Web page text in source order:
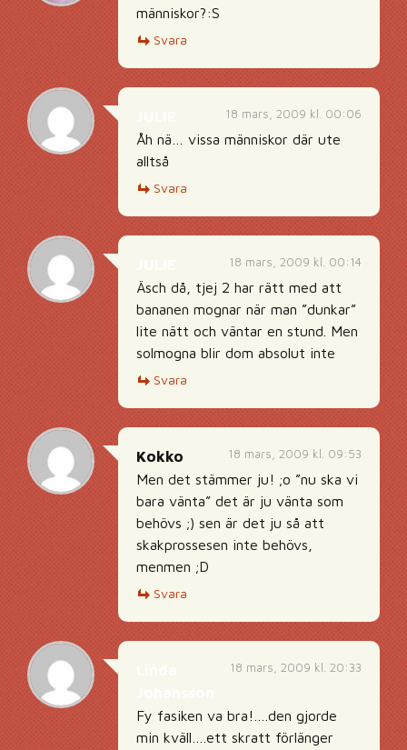
människor?:S
Svara
18 mars, 2009 kl. 00:06
Åh nä… vissa människor där ute
alltså
Svara
18 mars, 2009 kl. 00:14
Äsch då, tjej 2 har rätt med att
bananen mognar när man ”dunkar”
lite nätt och väntar en stund. Men
solmogna blir dom absolut inte
Svara
18 mars, 2009 kl. 09:53
Kokko
Men det stämmer ju! ;o ”nu ska vi
bara vänta” det är ju vänta som
behövs ;) sen är det ju så att
skakprossesen inte behövs,
menmen ;D
Svara
18 mars, 2009 kl. 20:33
Fy fasiken va bra!….den gjorde
min kväll….ett skratt förlänger